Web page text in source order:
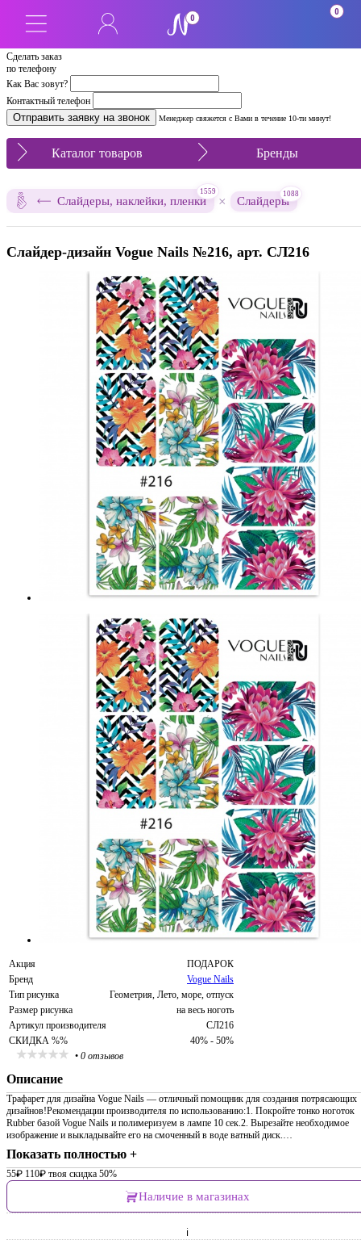
Сделать заказ
по телефону
Как Вас зовут?
Контактный телефон
Менеджер свяжется с Вами в течение 10-ти минут!
0
0
Каталог товаров Бренды
Слайдеры, наклейки, пленки
1559
× Слайдеры
1088
Слайдер-дизайн Vogue Nails №216, арт. СЛ216
Акция
ПОДАРОК
Бренд
Vogue Nails
Тип рисунка
Геометрия, Лето, море, отпуск
Размер рисунка
на весь ноготь
Артикул производителя
СЛ216
СКИДКА %%
40% - 50%
• 0 отзывов
Описание
Трафарет для дизайна Vogue Nails — отличный помощник для создания потрясающих
дизайнов!Рекомендации производителя по использованию:1. Покройте тонко ноготок
Rubber базой Vogue Nails и полимеризуем в лампе 10 сек.2. Вырезайте необходимое
изображение и выкладывайте его на смоченный в воде ватный диск.…
Показать полностью +
55₽ 110₽ твоя скидка 50%
Наличие в магазинах
ℹ